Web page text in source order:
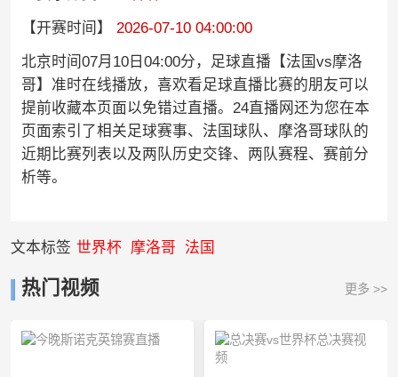
【开赛时间】
2026-07-10 04:00:00
北京时间07月10日04:00分，足球直播【法国vs摩洛
哥】准时在线播放，喜欢看足球直播比赛的朋友可以
提前收藏本页面以免错过直播。24直播网还为您在本
页面索引了相关足球赛事、法国球队、摩洛哥球队的
近期比赛列表以及两队历史交锋、两队赛程、赛前分
析等。
文本标签 世界杯 摩洛哥 法国
热门视频 更多 >>